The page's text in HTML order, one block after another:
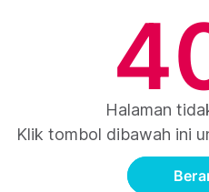
Halaman
Klik tombol dibawah ini